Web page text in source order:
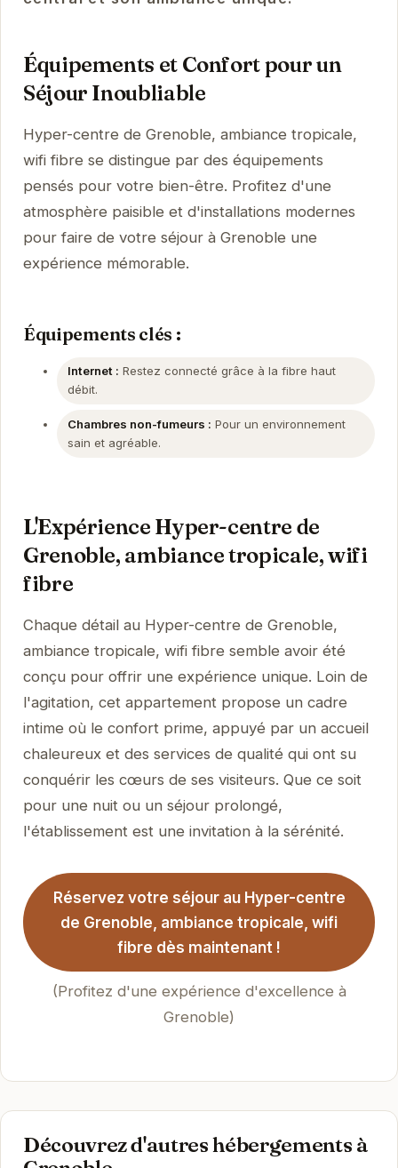
Équipements et Confort pour un
Séjour Inoubliable
Hyper-centre de Grenoble, ambiance tropicale,
wifi fibre se distingue par des équipements
pensés pour votre bien-être. Profitez d'une
atmosphère paisible et d'installations modernes
pour faire de votre séjour à Grenoble une
expérience mémorable.
Équipements clés :
Internet : Restez connecté grâce à la fibre haut
débit.
Chambres non-fumeurs : Pour un environnement
sain et agréable.
L'Expérience Hyper-centre de
Grenoble, ambiance tropicale, wifi
fibre
Chaque détail au Hyper-centre de Grenoble,
ambiance tropicale, wifi fibre semble avoir été
conçu pour offrir une expérience unique. Loin de
l'agitation, cet appartement propose un cadre
intime où le confort prime, appuyé par un accueil
chaleureux et des services de qualité qui ont su
conquérir les cœurs de ses visiteurs. Que ce soit
pour une nuit ou un séjour prolongé,
l'établissement est une invitation à la sérénité.
Réservez votre séjour au Hyper-centre
de Grenoble, ambiance tropicale, wifi
fibre dès maintenant !
(Profitez d'une expérience d'excellence à
Grenoble)
Découvrez d'autres hébergements à